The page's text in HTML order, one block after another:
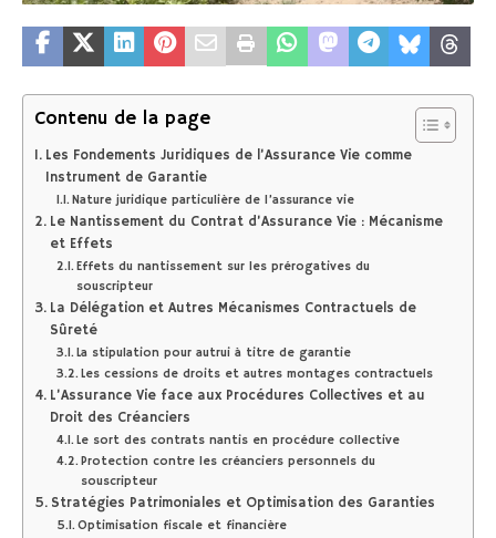
Contenu de la page
Les Fondements Juridiques de l’Assurance Vie comme
Instrument de Garantie
Nature juridique particulière de l’assurance vie
Le Nantissement du Contrat d’Assurance Vie : Mécanisme
et Effets
Effets du nantissement sur les prérogatives du
souscripteur
La Délégation et Autres Mécanismes Contractuels de
Sûreté
La stipulation pour autrui à titre de garantie
Les cessions de droits et autres montages contractuels
L’Assurance Vie face aux Procédures Collectives et au
Droit des Créanciers
Le sort des contrats nantis en procédure collective
Protection contre les créanciers personnels du
souscripteur
Stratégies Patrimoniales et Optimisation des Garanties
Optimisation fiscale et financière